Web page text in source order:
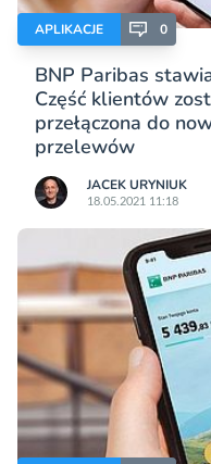
APLIKACJE 0
BNP Paribas
Część klientów
przełączona do
przelewów
JACEK URYNIUK
18.05.2021 11:18